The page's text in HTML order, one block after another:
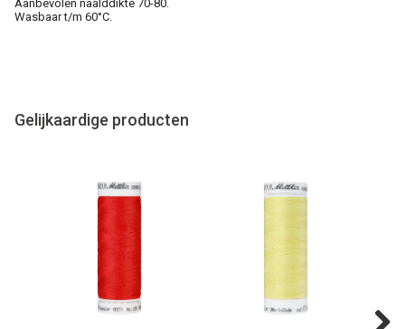
Aanbevolen naalddikte 70-80.
Wasbaar t/m 60°C.
Gelijkaardige producten